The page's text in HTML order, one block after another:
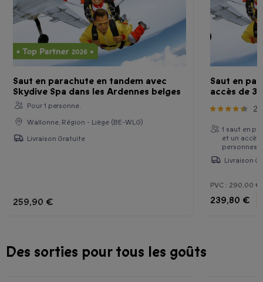
Saut en parachute en tandem avec
Skydive Spa dans les Ardennes belges
Pour 1 personne.
Wallonne, Région - Liège (BE-WLG)
Livraison Gratuite
259,90 €
Saut en
accès de
1 saut en
et un accès
personnes
Livraison
PVC : 290,00 €
239,80 €
Des sorties pour tous les goûts